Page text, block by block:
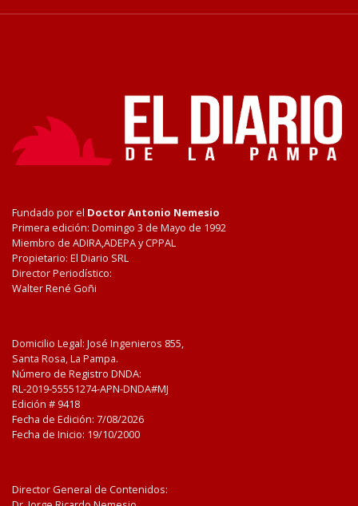
Fundado por el Doctor Antonio Nemesio
Primera edición: Domingo 3 de Mayo de 1992
Miembro de ADIRA,ADEPA y CPPAL
Propietario: El Diario SRL
Director Periodístico:
Walter René Goñi
Domicilio Legal: José Ingenieros 855,
Santa Rosa, La Pampa.
Número de Registro DNDA:
RL-2019-55551274-APN-DNDA#MJ
Edición # 9418
Fecha de Edición: 7/08/2026
Fecha de Inicio: 19/10/2000
Director General de Contenidos: